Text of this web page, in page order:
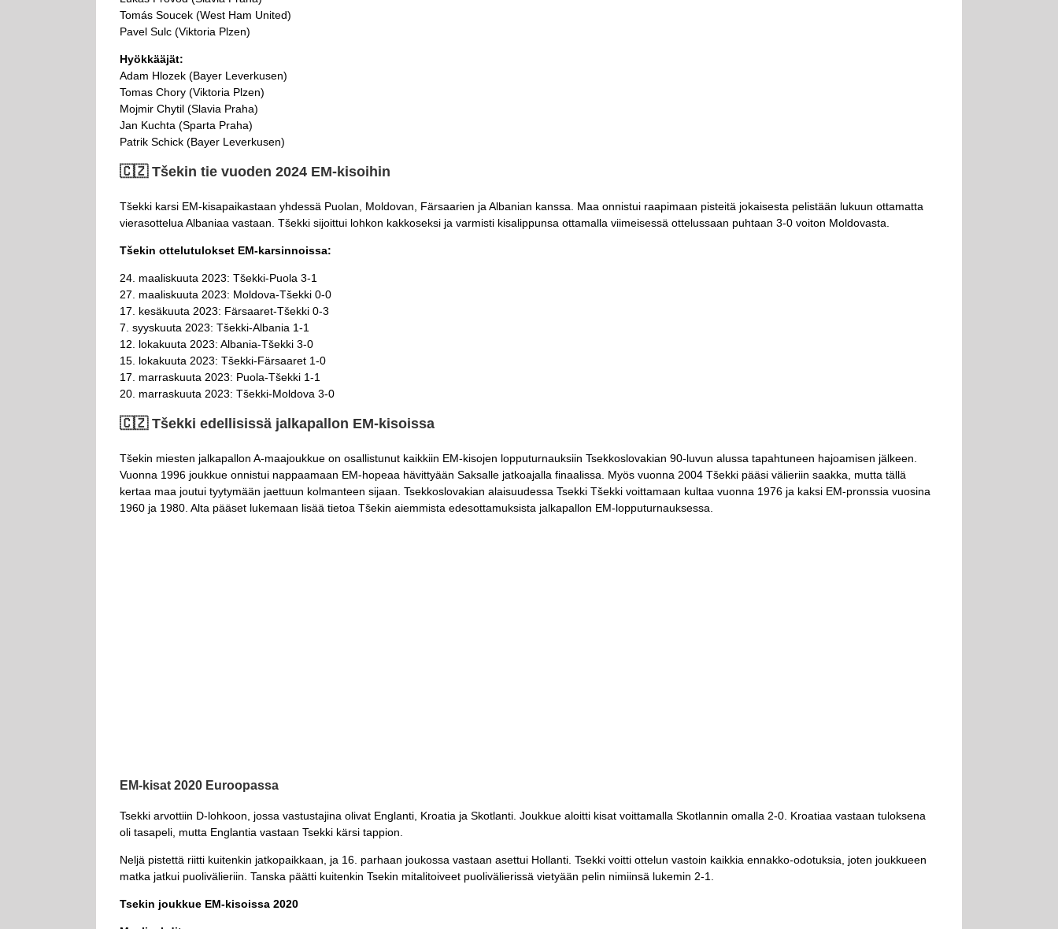
Tomás Soucek (West Ham United)
Pavel Sulc (Viktoria Plzen)
Hyökkääjät:
Adam Hlozek (Bayer Leverkusen)
Tomas Chory (Viktoria Plzen)
Mojmir Chytil (Slavia Praha)
Jan Kuchta (Sparta Praha)
Patrik Schick (Bayer Leverkusen)
🇨🇿​ Tšekin tie vuoden 2024 EM-kisoihin
Tšekki karsi EM-kisapaikastaan yhdessä Puolan, Moldovan, Färsaarien ja Albanian kanssa. Maa onnistui raapimaan pisteitä jokaisesta pelistään lukuun ottamatta
vierasottelua Albaniaa vastaan. Tšekki sijoittui lohkon kakkoseksi ja varmisti kisalippunsa ottamalla viimeisessä ottelussaan puhtaan 3-0 voiton Moldovasta.
Tšekin ottelutulokset EM-karsinnoissa:
24. maaliskuuta 2023: Tšekki-Puola 3-1
27. maaliskuuta 2023: Moldova-Tšekki 0-0
17. kesäkuuta 2023: Färsaaret-Tšekki 0-3
7. syyskuuta 2023: Tšekki-Albania 1-1
12. lokakuuta 2023: Albania-Tšekki 3-0
15. lokakuuta 2023: Tšekki-Färsaaret 1-0
17. marraskuuta 2023: Puola-Tšekki 1-1
20. marraskuuta 2023: Tšekki-Moldova 3-0
🇨🇿​ Tšekki edellisissä jalkapallon EM-kisoissa
Tšekin miesten jalkapallon A-maajoukkue on osallistunut kaikkiin EM-kisojen lopputurnauksiin Tsekkoslovakian 90-luvun alussa tapahtuneen hajoamisen jälkeen.
Vuonna 1996 joukkue onnistui nappaamaan EM-hopeaa hävittyään Saksalle jatkoajalla finaalissa. Myös vuonna 2004 Tšekki pääsi välieriin saakka, mutta tällä
kertaa maa joutui tyytymään jaettuun kolmanteen sijaan. Tsekkoslovakian alaisuudessa Tsekki Tšekki voittamaan kultaa vuonna 1976 ja kaksi EM-pronssia vuosina
1960 ja 1980. Alta pääset lukemaan lisää tietoa Tšekin aiemmista edesottamuksista jalkapallon EM-lopputurnauksessa.
EM-kisat 2020 Euroopassa
Tsekki arvottiin D-lohkoon, jossa vastustajina olivat Englanti, Kroatia ja Skotlanti. Joukkue aloitti kisat voittamalla Skotlannin omalla 2-0. Kroatiaa vastaan tuloksena
oli tasapeli, mutta Englantia vastaan Tsekki kärsi tappion.
Neljä pistettä riitti kuitenkin jatkopaikkaan, ja 16. parhaan joukossa vastaan asettui Hollanti. Tsekki voitti ottelun vastoin kaikkia ennakko-odotuksia, joten joukkueen
matka jatkui puolivälieriin. Tanska päätti kuitenkin Tsekin mitalitoiveet puolivälierissä vietyään pelin nimiinsä lukemin 2-1.
Tsekin joukkue EM-kisoissa 2020